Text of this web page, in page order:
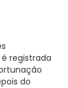
registrada
do